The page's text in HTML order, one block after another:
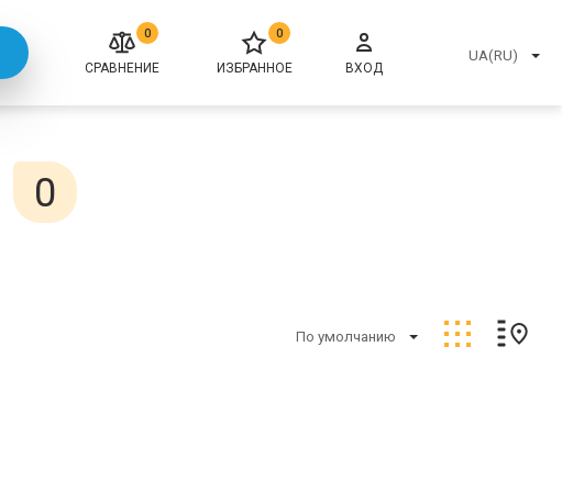
0
СРАВНЕНИЕ
0
ИЗБРАННОЕ ВХОД
UA(RU)
0
По умолчанию